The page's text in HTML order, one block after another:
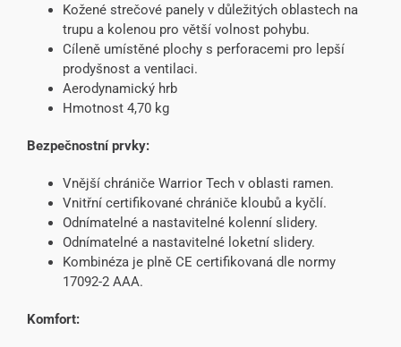
Kožené strečové panely v důležitých oblastech na
trupu a kolenou pro větší volnost pohybu.
Cíleně umístěné plochy s perforacemi pro lepší
prodyšnost a ventilaci.
Aerodynamický hrb
Hmotnost 4,70 kg
Bezpečnostní prvky:
Vnější chrániče Warrior Tech v oblasti ramen.
Vnitřní certifikované chrániče kloubů a kyčlí.
Odnímatelné a nastavitelné kolenní slidery.
Odnímatelné a nastavitelné loketní slidery.
Kombinéza je plně CE certifikovaná dle normy
17092-2 AAA.
Komfort: